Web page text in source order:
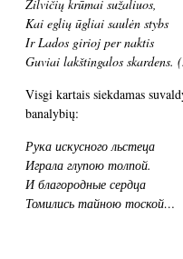
Žilvičių krūmai sužaliuos,
Kai eglių ūgliai saulėn stybs
Ir Lados girioj per naktis
Guviai lakštingalos skardens.
Visgi kartais siekdamas
banalybių:
Рука искусного льстеца
Играла глупою толпой.
И благородные сердца
Томились тайною тоской…